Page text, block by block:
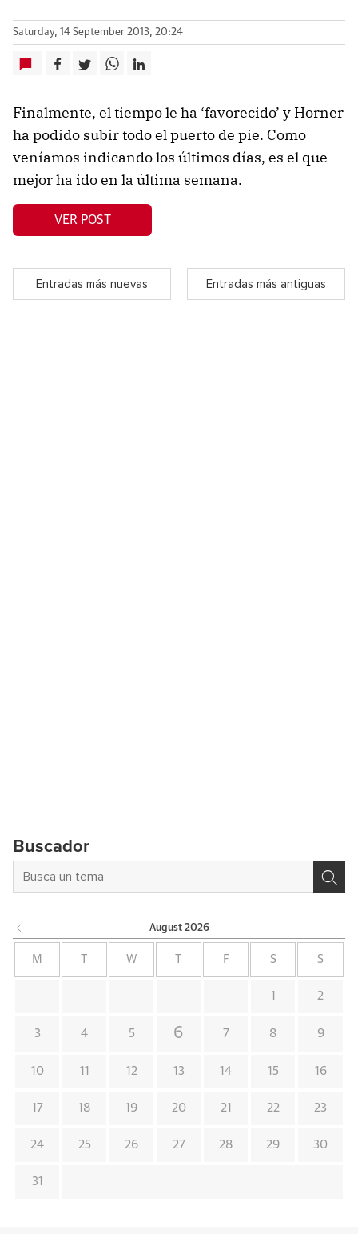
Saturday, 14 September 2013, 20:24
Finalmente, el tiempo le ha ‘favorecido’ y Horner
ha podido subir todo el puerto de pie. Como
veníamos indicando los últimos días, es el que
mejor ha ido en la última semana.
VER POST
Entradas más nuevas Entradas más antiguas
Buscador
August 2026
M W F S S
1 2
3 4 5 6 7 8 9
10 11 12 13 14 15 16
17 18 19 20 21 22 23
24 25 26 27 28 29 30
31